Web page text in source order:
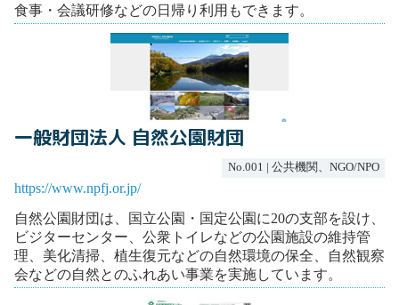
食事・会議研修などの日帰り利用もできます。
一般財団法人 自然公園財団
No.001 | 公共機関、NGO/NPO
https://www.npfj.or.jp/
自然公園財団は、国立公園・国定公園に20の支部を設け、
ビジターセンター、公衆トイレなどの公園施設の維持管
理、美化清掃、植生復元などの自然環境の保全、自然観察
会などの自然とのふれあい事業を実施しています。